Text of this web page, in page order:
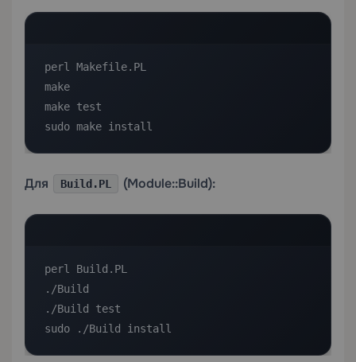
perl Makefile.PL
make
make test
sudo make install
Для Build.PL (Module::Build):
perl Build.PL
./Build
./Build test
sudo ./Build install